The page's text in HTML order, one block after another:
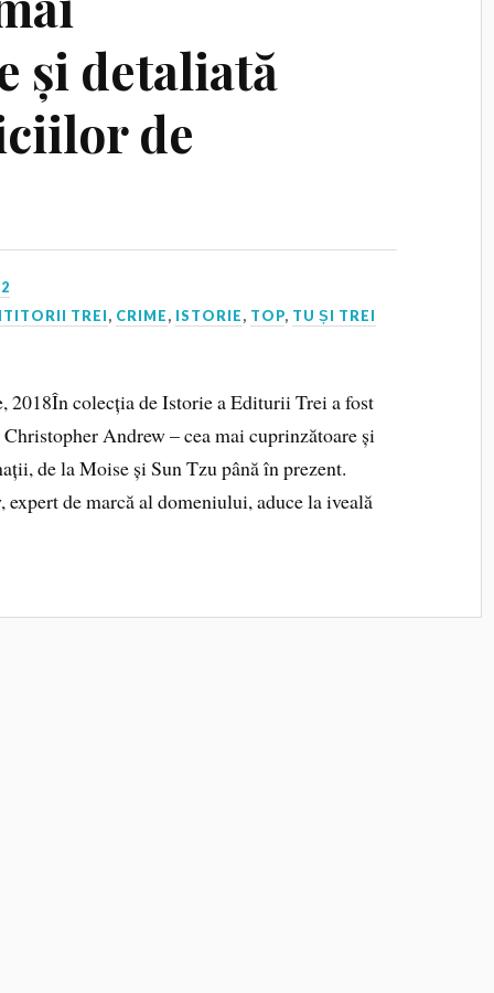
și detaliată
de
TREI, CRIME, ISTORIE, TOP, TU ȘI TREI
2018În colecția de Istorie a Editurii Trei a fost
Andrew – cea mai cuprinzătoare și
de la Moise și Sun Tzu până în prezent.
de marcă al domeniului, aduce la iveală